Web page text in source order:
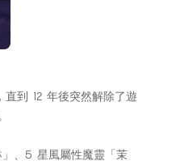
到 12 年後突然解除了遊
、5 星風屬性魔靈「茉